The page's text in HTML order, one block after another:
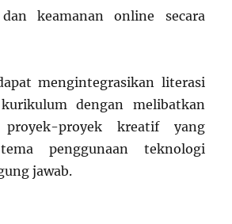
keamanan online secara
mengintegrasikan literasi
dengan melibatkan
proyek kreatif yang
penggunaan teknologi
jawab.